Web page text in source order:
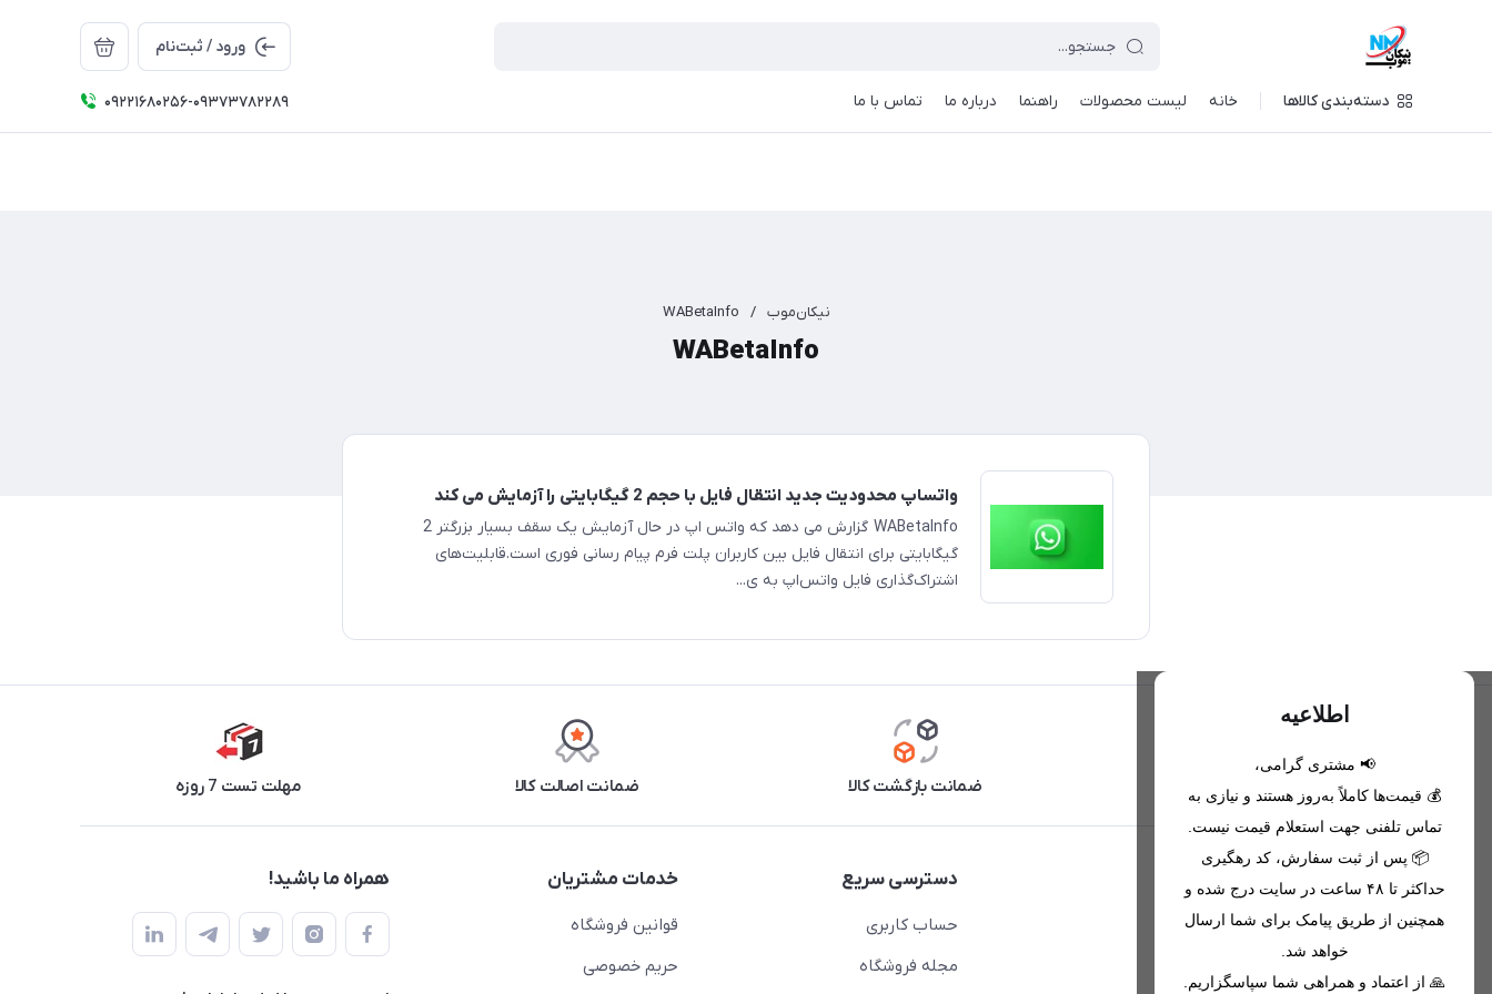
ورود / ثبت‌نام
دسته‌بندی کالاها خانه لیست محصولات راهنما درباره ما تماس با ما 09221680256-09373782289
نیکان‌موب /
WABetaInfo
WABetaInfo
واتساپ محدودیت جدید انتقال فایل با حجم 2 گیگابایتی را آزمایش می کند
WABetaInfo گزارش می دهد که واتس اپ در حال آزمایش یک سقف بسیار بزرگتر 2
گیگابایتی برای انتقال فایل بین کاربران پلت فرم پیام رسانی فوری است.قابلیت‌های
اشتراک‌گذاری فایل واتس‌اپ به ی...
اطلاعیه
📢 مشتری گرامی،
💰 قیمت‌ها کاملاً به‌روز هستند و نیازی به
تماس تلفنی جهت استعلام قیمت نیست.
📦 پس از ثبت سفارش، کد رهگیری
حداکثر تا ۴۸ ساعت در سایت درج شده و
همچنین از طریق پیامک برای شما ارسال
خواهد شد.
🙏 از اعتماد و همراهی شما سپاسگزاریم.
تحویل اکسپرس(با هماهنگی) ضمانت بازگشت کالا ضمانت اصالت کالا مهلت تست 7 روزه
اطلاعات تماس
09221680256 - 09373782289
nikanmobstore@gmail.com
دسترسی سریع
حساب کاربری
مجله فروشگاه
خدمات مشتریان
قوانین فروشگاه
حریم خصوصی
همراه ما باشید!